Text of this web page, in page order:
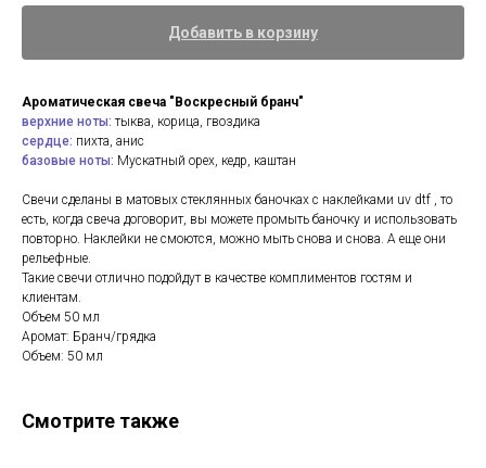
Добавить в корзину
Ароматическая свеча "Воскресный бранч"
верхние ноты: тыква, корица, гвоздика
сердце: пихта, анис
базовые ноты: Мускатный орех, кедр, каштан
Свечи сделаны в матовых стеклянных баночках с наклейками uv dtf , то
есть, когда свеча договорит, вы можете промыть баночку и использовать
повторно. Наклейки не смоются, можно мыть снова и снова. А еще они
рельефные.
Такие свечи отлично подойдут в качестве комплиментов гостям и
клиентам.
Объем 50 мл
Аромат: Бранч/грядка
Объем: 50 мл
Смотрите также